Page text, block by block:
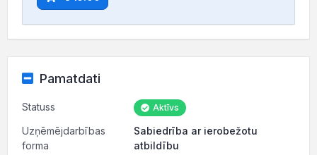
Pamatdati
Statuss Aktīvs
Uzņēmējdarbības
forma
Sabiedrība ar ierobežotu
atbildību